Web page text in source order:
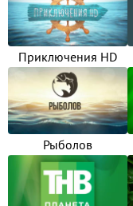
Приключения HD
Рыболов